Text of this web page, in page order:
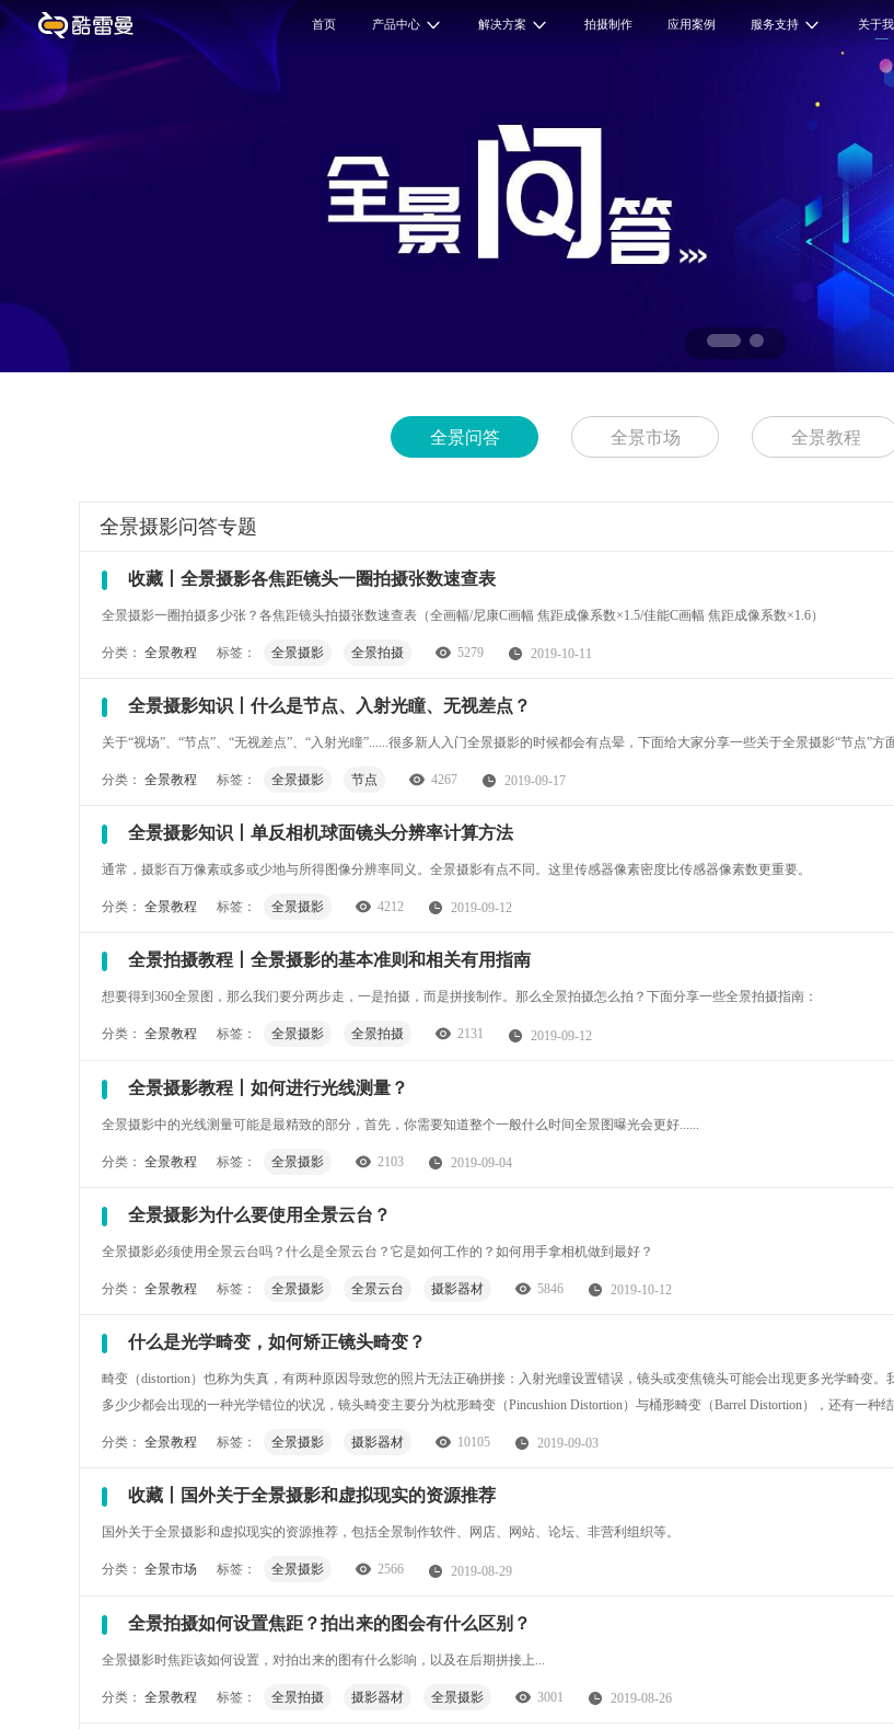
首页 产品中心 解决方案 拍摄制作 应用案例 服务支持 关于
全景问答 全景市场 全景教程
全景摄影问答专题
收藏丨全景摄影各焦距镜头一圈拍摄张数速查表
全景摄影一圈拍摄多少张？各焦距镜头拍摄张数速查表（全画幅/尼康C画幅 焦距成像系数×1.5/佳能C画幅 焦距成像系数×1.6）
分类： 全景教程 标签： 全景摄影 全景拍摄 5279 2019-10-11
全景摄影知识丨什么是节点、入射光瞳、无视差点？
关于“视场”、“节点”、“无视差点”、“入射光瞳”......很多新人入门全景摄影的时候都会有点晕，下面给大家分享一些关于全景摄影“节点”方
分类： 全景教程 标签： 全景摄影 节点 4267 2019-09-17
全景摄影知识丨单反相机球面镜头分辨率计算方法
通常，摄影百万像素或多或少地与所得图像分辨率同义。全景摄影有点不同。这里传感器像素密度比传感器像素数更重要。
分类： 全景教程 标签： 全景摄影 4212 2019-09-12
全景拍摄教程丨全景摄影的基本准则和相关有用指南
想要得到360全景图，那么我们要分两步走，一是拍摄，而是拼接制作。那么全景拍摄怎么拍？下面分享一些全景拍摄指南：
分类： 全景教程 标签： 全景摄影 全景拍摄 2131 2019-09-12
全景摄影教程丨如何进行光线测量？
全景摄影中的光线测量可能是最精致的部分，首先，你需要知道整个一般什么时间全景图曝光会更好......
分类： 全景教程 标签： 全景摄影 2103 2019-09-04
全景摄影为什么要使用全景云台？
全景摄影必须使用全景云台吗？什么是全景云台？它是如何工作的？如何用手拿相机做到最好？
分类： 全景教程 标签： 全景摄影 全景云台 摄影器材 5846 2019-10-12
什么是光学畸变，如何矫正镜头畸变？
畸变（distortion）也称为失真，有两种原因导致您的照片无法正确拼接：入射光瞳设置错误，镜头或变焦镜头可能会出现更多光学畸变。
多少少都会出现的一种光学错位的状况，镜头畸变主要分为枕形畸变（Pincushion Distortion）与桶形畸变（Barrel Distortion），还有一种
分类： 全景教程 标签： 全景摄影 摄影器材 10105 2019-09-03
收藏丨国外关于全景摄影和虚拟现实的资源推荐
国外关于全景摄影和虚拟现实的资源推荐，包括全景制作软件、网店、网站、论坛、非营利组织等。
分类： 全景市场 标签： 全景摄影 2566 2019-08-29
全景拍摄如何设置焦距？拍出来的图会有什么区别？
全景摄影时焦距该如何设置，对拍出来的图有什么影响，以及在后期拼接上...
分类： 全景教程 标签： 全景拍摄 摄影器材 全景摄影 3001 2019-08-26